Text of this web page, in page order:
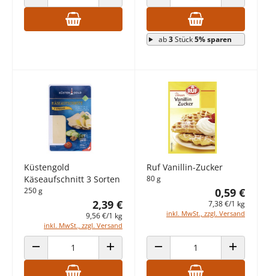
ANZAHL VERRINGERN ANZAHL ERHÖHENANZAHL VERRINGERN ANZAHL
ab3Stück5% sparen
Küstengold
Käseaufschnitt 3 Sorten
250 g
2,39 €
9,56 €/1 kg
inkl. MwSt., zzgl. Versand
ANZAHL VERRINGERN ANZAHL ERHÖHEN
Ruf Vanillin-Zucker
80 g
0,59 €
7,38 €/1 kg
inkl. MwSt., zzgl. Versand
ANZAHL VERRINGERN ANZAHL